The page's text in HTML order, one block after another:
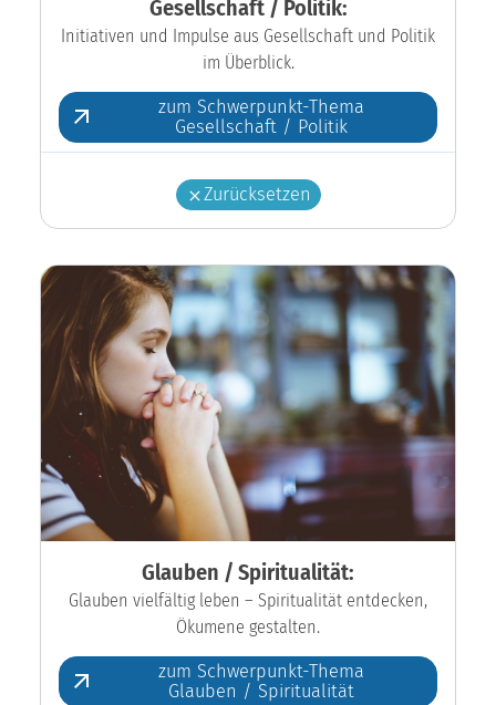
Gesellschaft / Politik:
Initiativen und Impulse aus Gesellschaft und Politik
im Überblick.
zum Schwerpunkt-Thema
Gesellschaft / Politik
Zurücksetzen
Glauben / Spiritualität:
Glauben vielfältig leben – Spiritualität entdecken,
Ökumene gestalten.
zum Schwerpunkt-Thema
Glauben / Spiritualität